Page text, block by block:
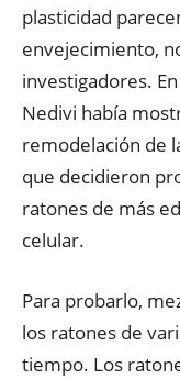
plasticidad
envejecimiento,
investigadores.
Nedivi había
remodelación de
que decidieron
ratones de más
celular.
Para probarlo,
los ratones de
tiempo. Los